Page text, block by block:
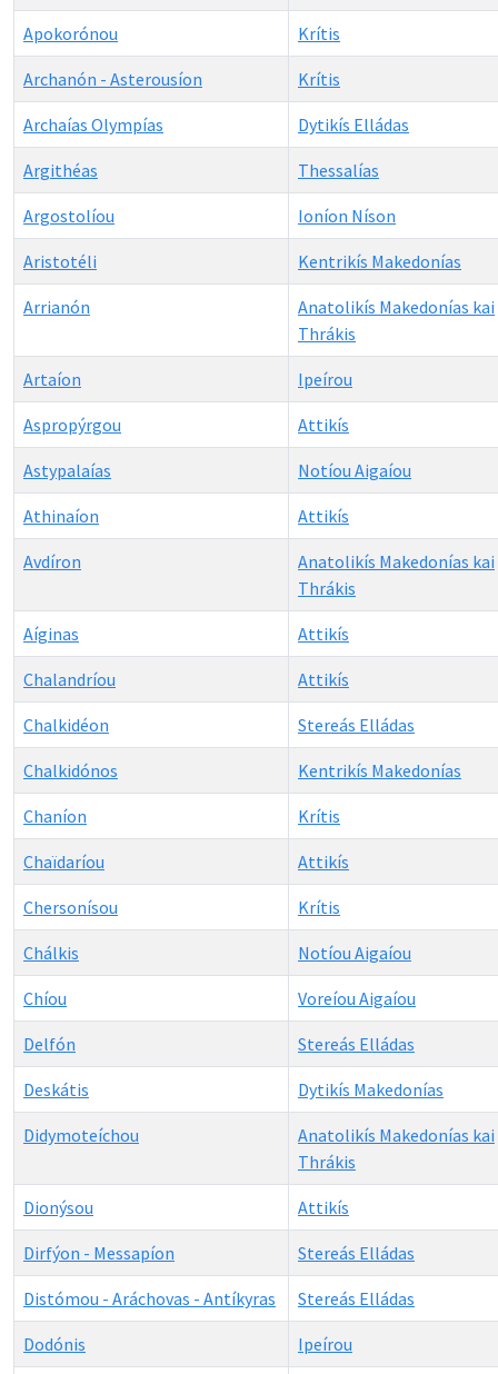
Apokorónou Krítis
Archanón - Asterousíon Krítis
Archaías Olympías Dytikís Elládas
Argithéas Thessalías
Argostolíou Ioníon Níson
Aristotéli Kentrikís Makedonías
Arrianón
Anatolikís Makedonías kai
Thrákis
Artaíon Ipeírou
Aspropýrgou Attikís
Astypalaías Notíou Aigaíou
Athinaíon Attikís
Avdíron
Anatolikís Makedonías kai
Thrákis
Aíginas Attikís
Chalandríou Attikís
Chalkidéon Stereás Elládas
Chalkidónos Kentrikís Makedonías
Chaníon Krítis
Chaïdaríou Attikís
Chersonísou Krítis
Chálkis Notíou Aigaíou
Chíou Voreíou Aigaíou
Delfón Stereás Elládas
Deskátis Dytikís Makedonías
Didymoteíchou
Anatolikís Makedonías kai
Thrákis
Dionýsou Attikís
Dirfýon - Messapíon Stereás Elládas
Distómou - Aráchovas - Antíkyras Stereás Elládas
Dodónis Ipeírou